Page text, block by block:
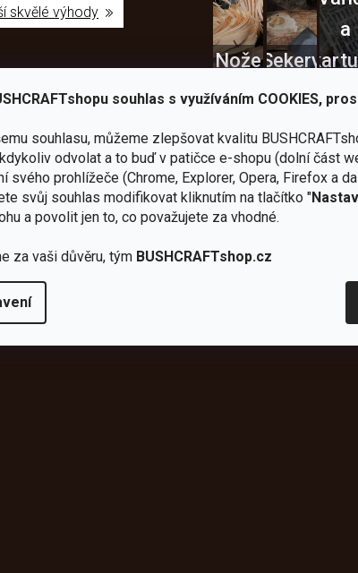
souhlas s využíváním COOKIES,
souhlasu, můžeme zlepšovat kvalitu
odvolat a to buď v patičce e-shopu (dolní část
svého prohlížeče (Chrome, Explorer, Opera, Firefox a
svůj souhlas modifikovat kliknutím na tlačítko "
a povolit jen to, co považujete za vhodné.
za vaši důvěru, tým BUSHCRAFTshop.cz
skvělé výhody
NožeSekery
a
Celty a
a